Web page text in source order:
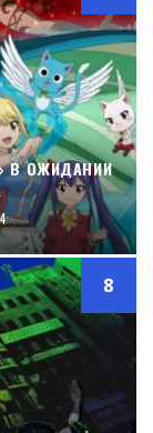
В ОЖИДАНИИ
8